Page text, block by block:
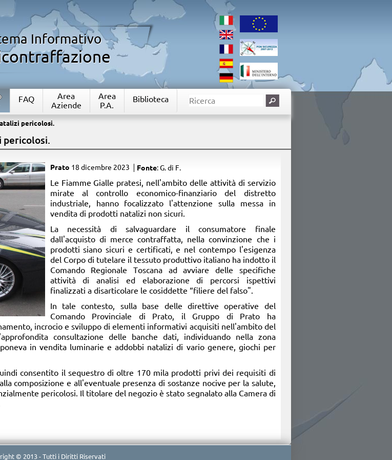
Informativo
FAQ
Area
Aziende
Area
P.A.
Biblioteca
pericolosi.
pericolosi.
Prato 18 dicembre 2023 Fonte: G. di F.
Le Fiamme Gialle pratesi, nell'ambito delle attività di servizio
mirate al controllo economico-finanziario del distretto
industriale, hanno focalizzato l'attenzione sulla messa in
vendita di prodotti natalizi non sicuri.
La necessità di salvaguardare il consumatore finale
dall'acquisto di merce contraffatta, nella convinzione che i
prodotti siano sicuri e certificati, e nel contempo l'esigenza
del Corpo di tutelare il tessuto produttivo italiano ha indotto il
Comando Regionale Toscana ad avviare delle specifiche
attività di analisi ed elaborazione di percorsi ispettivi
finalizzati a disarticolare le cosiddette “filiere del falso".
In tale contesto, sulla base delle direttive operative del
Comando Provinciale di Prato, il Gruppo di Prato ha
incrocio e sviluppo di elementi informativi acquisiti nell'ambito del
consultazione delle banche dati, individuando nella zona
in vendita luminarie e addobbi natalizi di vario genere, giochi per
consentito il sequestro di oltre 170 mila prodotti privi dei requisiti di
composizione e all'eventuale presenza di sostanze nocive per la salute,
pericolosi. Il titolare del negozio è stato segnalato alla Camera di
© 2013 - Tutti i Diritti Riservati